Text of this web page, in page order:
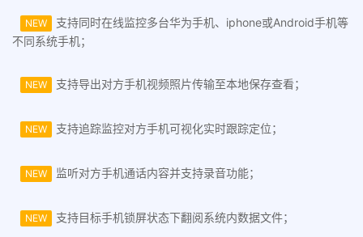
NEW
支持同时在线监控多台华为手机、iphone或Android手机等
不同系统手机；
NEW 支持导出对方手机视频照片传输至本地保存查看；
NEW 支持追踪监控对方手机可视化实时跟踪定位；
NEW 监听对方手机通话内容并支持录音功能；
NEW 支持目标手机锁屏状态下翻阅系统内数据文件；